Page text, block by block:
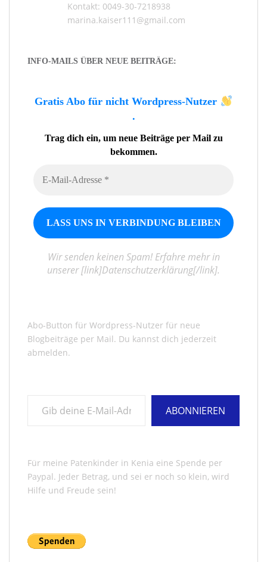
Kontakt: 0049-30-7218938
marina.kaiser111@gmail.com
INFO-MAILS ÜBER NEUE BEITRÄGE:
Gratis Abo für nicht Wordpress-Nutzer
.
Trag dich ein, um neue Beiträge per Mail zu
bekommen.
Wir senden keinen Spam! Erfahre mehr in
unserer [link]Datenschutzerklärung[/link].
Abo-Button für Wordpress-Nutzer für neue
Blogbeiträge per Mail. Du kannst dich jederzeit
abmelden.
ABONNIEREN
Für meine Patenkinder in Kenia eine Spende per
Paypal. Jeder Betrag, und sei er noch so klein, wird
Hilfe und Freude sein!